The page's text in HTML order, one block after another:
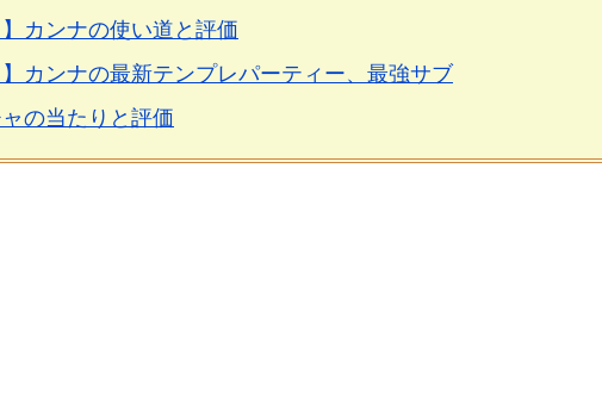
】カンナの使い道と評価
】カンナの最新テンプレパーティー、最強サブ
の当たりと評価